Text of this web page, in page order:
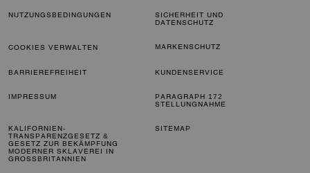
NUTZUNGSBEDINGUNGEN
SICHERHEIT UND
DATENSCHUTZ
COOKIES VERWALTEN MARKENSCHUTZ
BARRIEREFREIHEIT KUNDENSERVICE
IMPRESSUM
PARAGRAPH 172
STELLUNGNAHME
KALIFORNIEN-
TRANSPARENZGESETZ &
GESETZ ZUR BEKÄMPFUNG
MODERNER SKLAVEREI IN
GROSSBRITANNIEN
SITEMAP